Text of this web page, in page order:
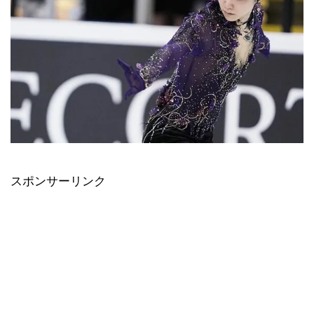
スポンサーリンク